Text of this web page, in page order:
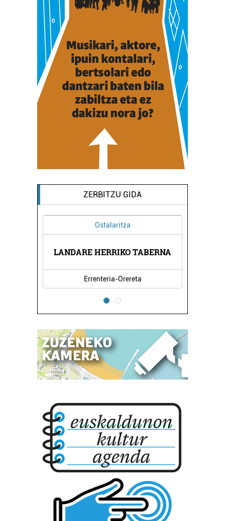
ZERBITZU GIDA
Ostalaritza
LANDARE HERRIKO TABERNA
Errenteria-Orereta